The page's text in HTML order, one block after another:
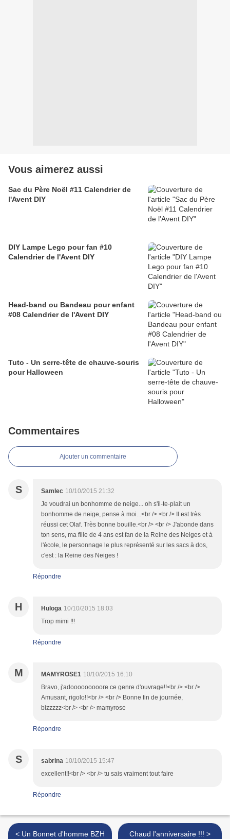
Vous aimerez aussi
Sac du Père Noël #11 Calendrier de
l'Avent DIY
DIY Lampe Lego pour fan #10
Calendrier de l'Avent DIY
Head-band ou Bandeau pour enfant
#08 Calendrier de l'Avent DIY
Tuto - Un serre-tête de chauve-souris
pour Halloween
Commentaires
Ajouter un commentaire
S Samlec 10/10/2015 21:32
Je voudrai un bonhomme de neige... oh s'il-te-plait un
bonhomme de neige, pense à moi...<br /> <br /> Il est très
réussi cet Olaf. Très bonne bouille.<br /> <br /> J'abonde dans
ton sens, ma fille de 4 ans est fan de la Reine des Neiges et à
l'école, le personnage le plus représenté sur les sacs à dos,
c'est : la Reine des Neiges !
Répondre
H Huloga 10/10/2015 18:03
Trop mimi !!!
Répondre
M MAMYROSE1 10/10/2015 16:10
Bravo, j'adooooooooore ce genre d'ouvrage!!<br /> <br />
Amusant, rigolo!!<br /> <br /> Bonne fin de journée,
bizzzzz<br /> <br /> mamyrose
Répondre
S sabrina 10/10/2015 15:47
excellent!!<br /> <br /> tu sais vraiment tout faire
Répondre
< Un Bonnet d'homme BZH
Chaud l'anniversaire !!! >